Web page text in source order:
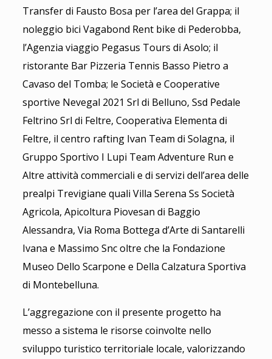
Transfer di Fausto Bosa per l’area del Grappa; il
noleggio bici Vagabond Rent bike di Pederobba,
l’Agenzia viaggio Pegasus Tours di Asolo; il
ristorante Bar Pizzeria Tennis Basso Pietro a
Cavaso del Tomba; le Società e Cooperative
sportive Nevegal 2021 Srl di Belluno, Ssd Pedale
Feltrino Srl di Feltre, Cooperativa Elementa di
Feltre, il centro rafting Ivan Team di Solagna, il
Gruppo Sportivo I Lupi Team Adventure Run e
Altre attività commerciali e di servizi dell’area delle
prealpi Trevigiane quali Villa Serena Ss Società
Agricola, Apicoltura Piovesan di Baggio
Alessandra, Via Roma Bottega d’Arte di Santarelli
Ivana e Massimo Snc oltre che la Fondazione
Museo Dello Scarpone e Della Calzatura Sportiva
di Montebelluna.
L’aggregazione con il presente progetto ha
messo a sistema le risorse coinvolte nello
sviluppo turistico territoriale locale, valorizzando